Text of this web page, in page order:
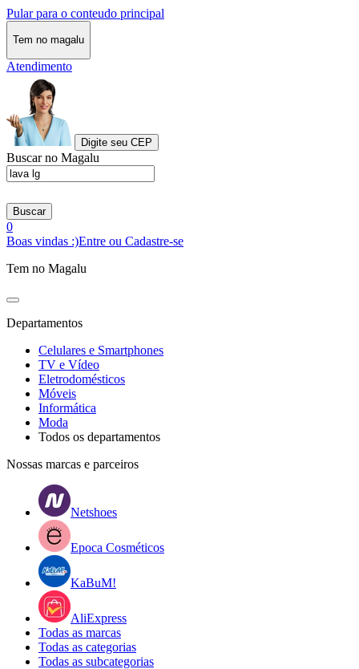
Pular para o conteudo principal
Tem no magalu
Atendimento
Digite seu CEP
Buscar no Magalu
Buscar
0
Boas vindas :)Entre ou Cadastre-se
Tem no Magalu
Departamentos
Celulares e Smartphones
TV e Vídeo
Eletrodomésticos
Móveis
Informática
Moda
Todos os departamentos
Nossas marcas e parceiros
Netshoes
Epoca Cosméticos
KaBuM!
AliExpress
Todas as marcas
Todas as categorias
Todas as subcategorias